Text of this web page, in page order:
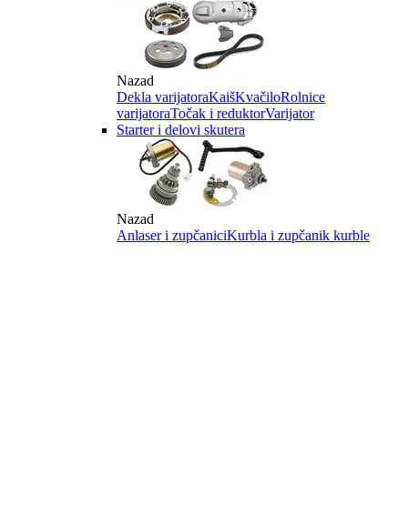
Nazad
Dekla varijatoraKaišKvačiloRolnice
varijatoraTočak i reduktorVarijator
Starter i delovi skutera
Nazad
Anlaser i zupčaniciKurbla i zupčanik kurble